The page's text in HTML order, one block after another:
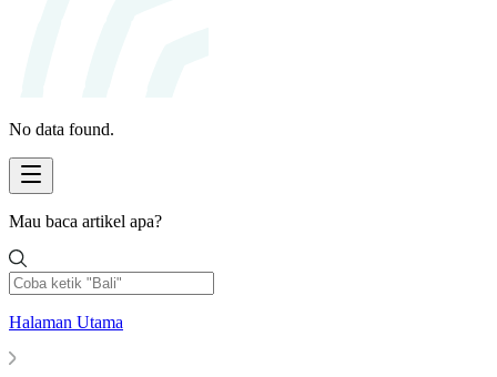
No data found.
Mau baca artikel apa?
Halaman Utama